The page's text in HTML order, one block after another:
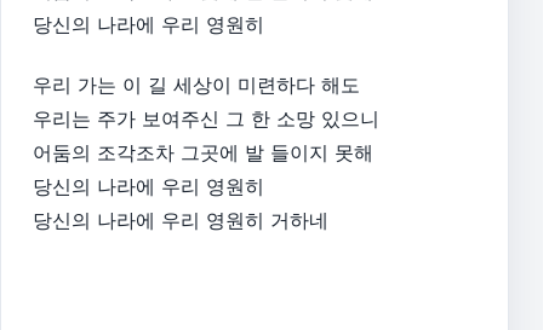
당신의 나라에 우리 영원히
우리 가는 이 길 세상이 미련하다 해도
우리는 주가 보여주신 그 한 소망 있으니
어둠의 조각조차 그곳에 발 들이지 못해
당신의 나라에 우리 영원히
당신의 나라에 우리 영원히 거하네